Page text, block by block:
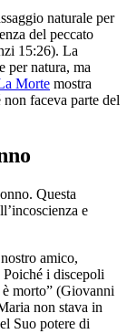
naturale per
del peccato
15:26). La
per natura, ma
Morte mostra
non faceva parte del
Questa
e
amico,
i discepoli
morto” (Giovanni
non stava in
Suo potere di